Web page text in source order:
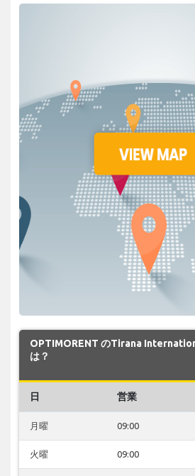
OPTIMORENT のTirana
は？
日 営業
月曜 09:00
火曜 09:00